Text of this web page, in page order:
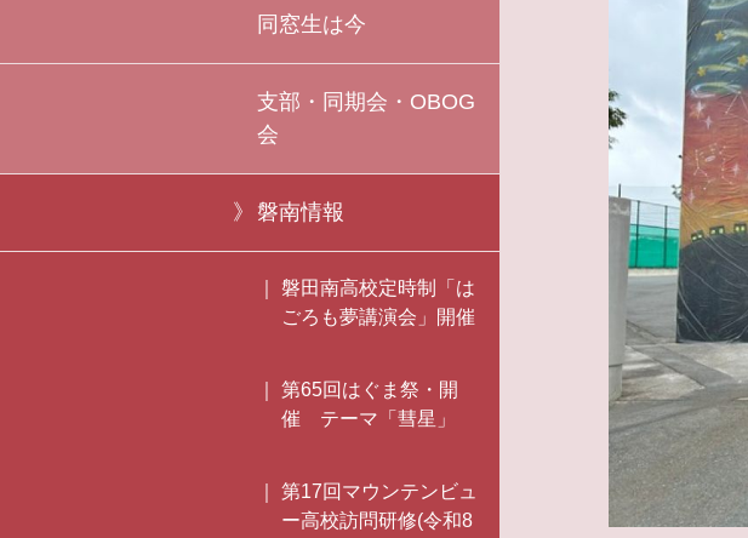
同窓生は今
支部・同期会・OBOG
会
磐南情報
磐田南高校定時制「は
ごろも夢講演会」開催
第65回はぐま祭・開
催 テーマ「彗星」
第17回マウンテンビュ
ー高校訪問研修(令和8